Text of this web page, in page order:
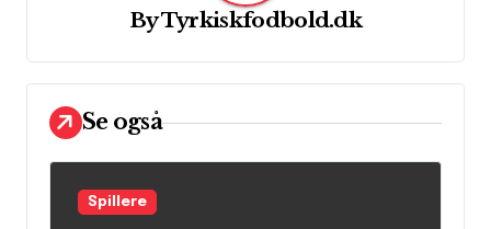
a
v
i
g
a
ByTyrkiskfodbold.dk
Se også
Spillere